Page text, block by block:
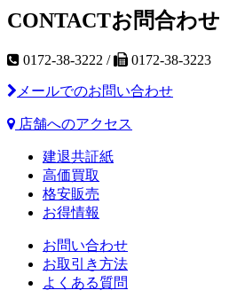
CONTACTお問合わせ
0172-38-3222 / 0172-38-3223
メールでのお問い合わせ
店舗へのアクセス
建退共証紙
高価買取
格安販売
お得情報
お問い合わせ
お取引き方法
よくある質問